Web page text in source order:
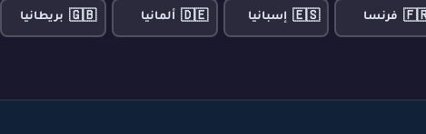
فرنسا 🇪🇸 إسبانيا 🇩🇪 ألمانيا 🇬🇧 بريطانيا